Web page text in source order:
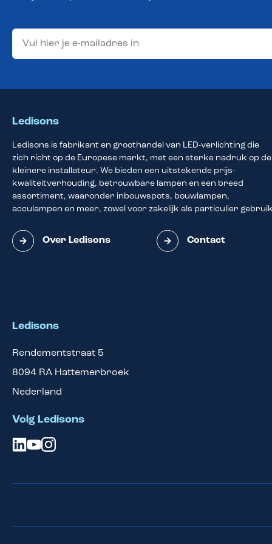
Ledisons
Ledisons is fabrikant en groothandel van LED-verlichting die
zich richt op de Europese markt, met een sterke nadruk op de
kleinere installateur. We bieden een uitstekende prijs-
kwaliteitverhouding, betrouwbare lampen en een breed
assortiment, waaronder inbouwspots, bouwlampen,
acculampen en meer, zowel voor zakelijk als particulier
Over Ledisons Contact
Ledisons
Rendementstraat 5
8094 RA Hattemerbroek
Nederland
Volg Ledisons